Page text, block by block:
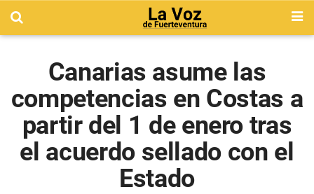
Canarias asume las
competencias en Costas a
partir del 1 de enero tras
el acuerdo sellado con el
Estado